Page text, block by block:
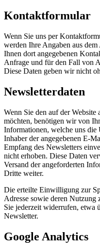
Kontaktformular
Wenn Sie uns per
werden Ihre Angaben aus
Ihnen dort angegebenen
Anfrage und für den Fall von
Diese Daten geben wir nicht
Newsletterdaten
Wenn Sie den auf der Website
möchten, benötigen wir von
Informationen, welche uns die
Inhaber der angegebenen E-
Empfang des Newsletters
nicht erhoben. Diese Daten
Versand der angeforderten
Dritte weiter.
Die erteilte Einwilligung zur
Adresse sowie deren Nutzung
Sie jederzeit widerrufen, etwa
Newsletter.
Google Analytics